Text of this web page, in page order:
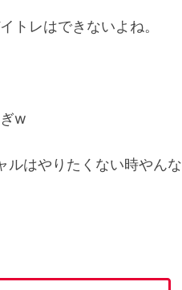
トレはできないよね。
w
ルはやりたくない時やんな